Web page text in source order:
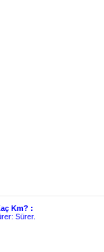
Km? :
Sürer.